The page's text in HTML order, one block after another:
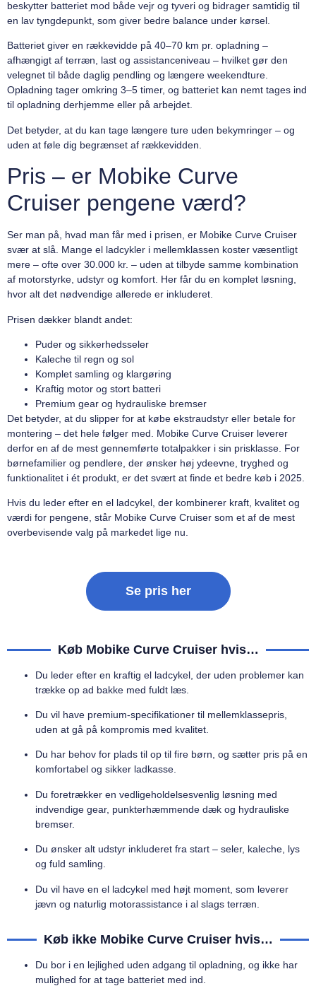
beskytter batteriet mod både vejr og tyveri og bidrager samtidig til
en lav tyngdepunkt, som giver bedre balance under kørsel.
Batteriet giver en rækkevidde på 40–70 km pr. opladning –
afhængigt af terræn, last og assistanceniveau – hvilket gør den
velegnet til både daglig pendling og længere weekendture.
Opladning tager omkring 3–5 timer, og batteriet kan nemt tages ind
til opladning derhjemme eller på arbejdet.
Det betyder, at du kan tage længere ture uden bekymringer – og
uden at føle dig begrænset af rækkevidden.
Pris – er Mobike Curve
Cruiser pengene værd?
Ser man på, hvad man får med i prisen, er Mobike Curve Cruiser
svær at slå. Mange el ladcykler i mellemklassen koster væsentligt
mere – ofte over 30.000 kr. – uden at tilbyde samme kombination
af motorstyrke, udstyr og komfort. Her får du en komplet løsning,
hvor alt det nødvendige allerede er inkluderet.
Prisen dækker blandt andet:
Puder og sikkerhedsseler
Kaleche til regn og sol
Komplet samling og klargøring
Kraftig motor og stort batteri
Premium gear og hydrauliske bremser
Det betyder, at du slipper for at købe ekstraudstyr eller betale for
montering – det hele følger med. Mobike Curve Cruiser leverer
derfor en af de mest gennemførte totalpakker i sin prisklasse. For
børnefamilier og pendlere, der ønsker høj ydeevne, tryghed og
funktionalitet i ét produkt, er det svært at finde et bedre køb i 2025.
Hvis du leder efter en el ladcykel, der kombinerer kraft, kvalitet og
værdi for pengene, står Mobike Curve Cruiser som et af de mest
overbevisende valg på markedet lige nu.
Se pris her
Køb Mobike Curve Cruiser hvis…
Du leder efter en kraftig el ladcykel, der uden problemer kan
trække op ad bakke med fuldt læs.
Du vil have premium-specifikationer til mellemklassepris,
uden at gå på kompromis med kvalitet.
Du har behov for plads til op til fire børn, og sætter pris på en
komfortabel og sikker ladkasse.
Du foretrækker en vedligeholdelsesvenlig løsning med
indvendige gear, punkterhæmmende dæk og hydrauliske
bremser.
Du ønsker alt udstyr inkluderet fra start – seler, kaleche, lys
og fuld samling.
Du vil have en el ladcykel med højt moment, som leverer
jævn og naturlig motorassistance i al slags terræn.
Køb ikke Mobike Curve Cruiser hvis…
Du bor i en lejlighed uden adgang til opladning, og ikke har
mulighed for at tage batteriet med ind.